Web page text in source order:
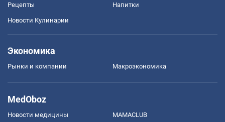
Рецепты Напитки
Новости Кулинарии
Экономика
Рынки и компании Mакроэкономика
MedOboz
Новости медицины MAMACLUB